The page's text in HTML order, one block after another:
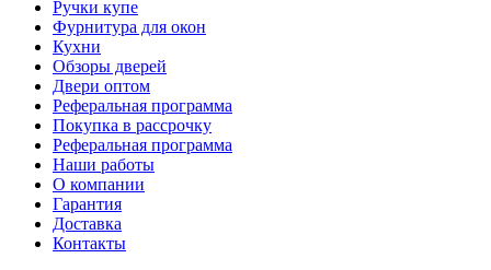
Ручки купе
Фурнитура для окон
Кухни
Обзоры дверей
Двери оптом
Реферальная программа
Покупка в рассрочку
Реферальная программа
Наши работы
О компании
Гарантия
Доставка
Контакты